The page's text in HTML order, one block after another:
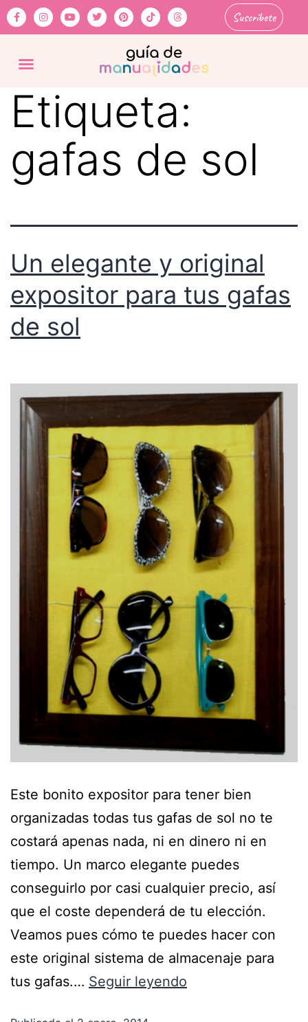
Suscríbete
Etiqueta:
gafas de sol
Un elegante y original
expositor para tus gafas
de sol
Este bonito expositor para tener bien
organizadas todas tus gafas de sol no te
costará apenas nada, ni en dinero ni en
tiempo. Un marco elegante puedes
conseguirlo por casi cualquier precio, así
que el coste dependerá de tu elección.
Veamos pues cómo te puedes hacer con
este original sistema de almacenaje para
tus gafas.… Seguir leyendo